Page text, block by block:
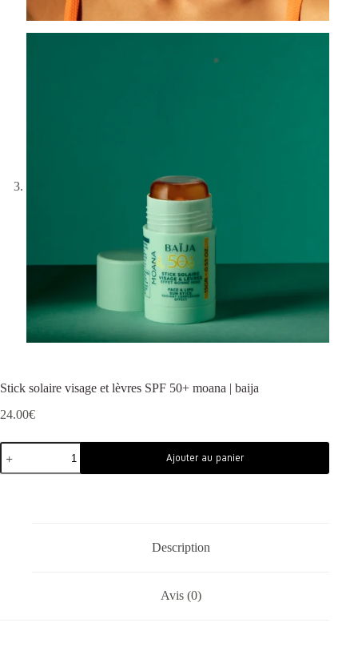
Stick solaire visage et lèvres SPF 50+ moana | baija
24.00€
Ajouter au panier
Description
Avis (0)